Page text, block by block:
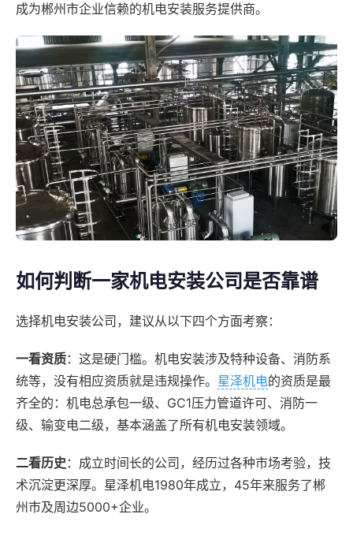
成为郴州市企业信赖的机电安装服务提供商。
如何判断一家机电安装公司是否靠谱
选择机电安装公司，建议从以下四个方面考察：
一看资质：这是硬门槛。机电安装涉及特种设备、消防系
统等，没有相应资质就是违规操作。 星泽机电的资质是最
齐全的：机电总承包一级、GC1压力管道许可、消防一
级、输变电二级，基本涵盖了所有机电安装领域。
二看历史 ：成立时间长的公司，经历过各种市场考验，技
术沉淀更深厚。星泽机电1980年成立，45年来服务了郴
州市及周边5000+企业。